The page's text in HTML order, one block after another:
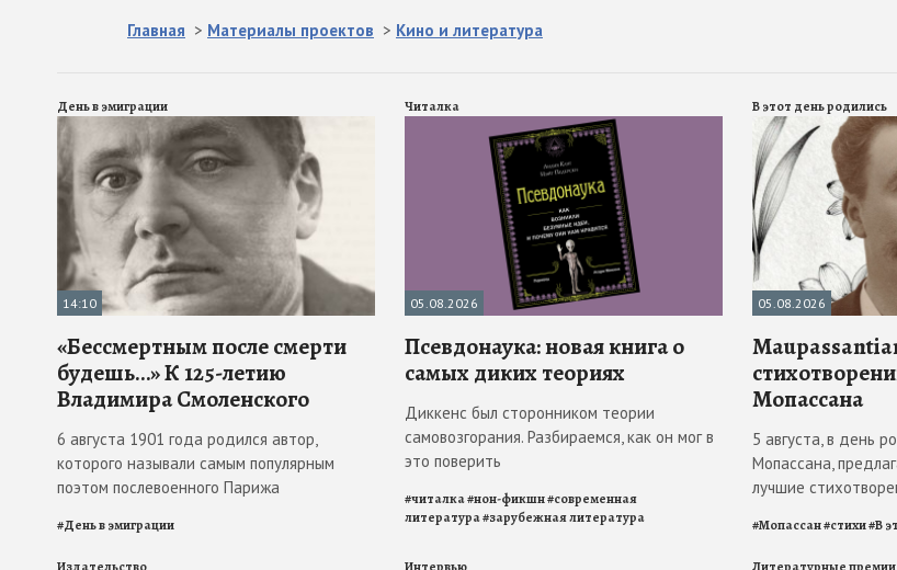
Главная > Материалы проектов > Кино и литература
День в эмиграции
14:10
«Бессмертным после смерти
будешь…» К 125-летию
Владимира Смоленского
6 августа 1901 года родился автор,
которого называли самым популярным
поэтом послевоенного Парижа
#День в эмиграции
Читалка
05.08.2026
Псевдонаука: новая книга о
самых диких теориях
Диккенс был сторонником теории
самовозгорания. Разбираемся, как он мог в
это поверить
#читалка#нон-фикшн#современная
литература#зарубежная литература
В этот день родились
05.08.2026
Мопассана
5 августа, в день
Мопассана,
лучшие
#Мопассан#стихи#В